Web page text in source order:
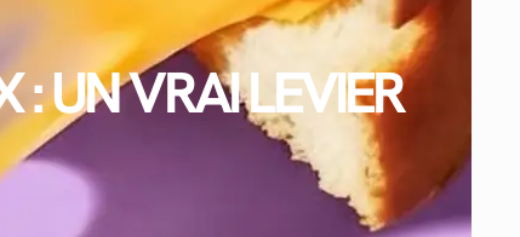
: UN VRAI LEVIER